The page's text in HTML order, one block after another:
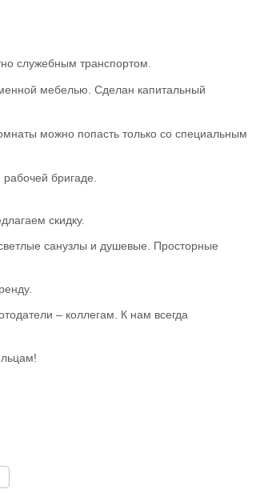
служебным транспортом.
мебелью. Сделан капитальный
можно попасть только со специальным
бригаде.
скидку.
санузлы и душевые. Просторные
– коллегам. К нам всегда